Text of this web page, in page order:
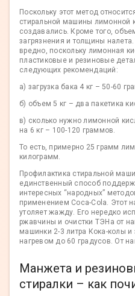
Поскольку этот метод
стиральной машины лимонной
создавались. Кроме того,
загрязнения и толщины
вредно, поскольку лимонная
пластиковые и резиновые
следующих рекомендаций:
а) загрузка бака 4 кг – 50-60
б) объем 5 кг – два пакетика
в) сколько нужно лимонной
на 6 кг – 100-120 граммов.
То есть, примерно 25 грамм
килограмм.
Профилактика стиральной
единственный способ
интересных “народных”
применением Coca-Cola. Этот
утоляет жажду. Его нередко
ржавчины и очистки ТЭНа от
машинки 2-3 литра Кока-колы и
нагревом до 60 градусов. От
Манжета и
стиралки – как